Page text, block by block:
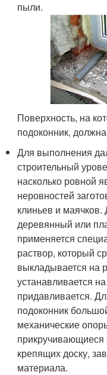
пыли.
Поверхность, на
подоконник,
Для выполнения
строительный
насколько ровной
неровностей
клиньев и маячков.
деревянный или
применяется
раствор, который
выкладывается на
устанавливается
придавливается.
подоконник
механические
прикручивающиеся
крепящих доску,
материала.